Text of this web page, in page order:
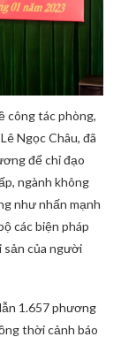
công tác phòng,
Ngọc Châu, đã
để chỉ đạo
ngành không
như nhấn mạnh
các biện pháp
sản của người
1.657 phương
thời cảnh báo